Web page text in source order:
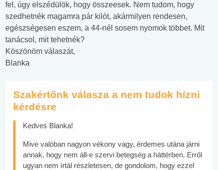
fel, úgy elszédülök, hogy összeesek. Nem tudom, hogy
szedhetnék magamra pár kilót, akármilyen rendesen,
egészségesen eszem, a 44-nél sosem nyomok többet. Mit
tanácsol, mit tehetnék?
Köszönöm válaszát,
Blanka
Szakértőnk válasza a nem tudok hízni
kérdésre
Kedves Blanka!
Mive valóban nagyon vékony vagy, érdemes utána járni
annak, hogy nem áll-e szervi betegség a háttérben. Erről
ugyan nem írtál részletesen, de gondolom, hogy ezzel